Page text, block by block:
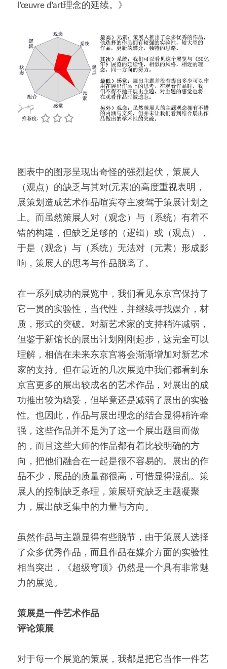
l’œuvre d’art理念的延续。》
图表中的图形呈现出奇怪的强烈起伏，策展人
（观点）的缺乏与其对(元素)的高度重视表明，
展策划造成艺术作品喧宾夺主凌驾于策展计划之
上。而虽然策展人对（观念）与（系统）有着不
错的构建，但缺乏足够的（逻辑）或（观点），
于是（观念）与（系统）无法对（元素）形成影
响，策展人的思考与作品脱离了。
在一系列成功的展览中，我们看见东京宫保持了
它一贯的实验性，当代性，并继续寻找媒介，材
质，形式的突破。对新艺术家的支持稍许减弱，
但鉴于新馆长的展出计划刚刚起步，这完全可以
理解，相信在未来东京宫将会渐渐增加对新艺术
家的支持。但在最近的几次展览中我们都看到东
京宫更多的展出较成名的艺术作品，对展出的成
功推出较为稳妥，但毕竟还是减弱了展出的实验
性。也因此，作品与展出理念的结合显得稍许牵
强，这些作品并不是为了这一个展出题目而做
的，而且这些大师的作品都有着比较明确的方
向，把他们融合在一起是很不容易的。展出的作
品不少，展品的质量都很高，可惜显得混乱。策
展人的控制缺乏条理，策展研究缺乏主题凝聚
力，展出缺乏集中的力量与方向。
虽然作品与主题显得有些脱节，由于策展人选择
了众多优秀作品，而且作品在媒介方面的实验性
相当突出，《超级穹顶》仍然是一个具有非常魅
力的展览。
策展是一件艺术作品
评论策展
对于每一个展览的策展，我都是把它当作一件艺